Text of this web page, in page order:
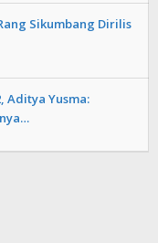
Sikumbang Dirilis
Aditya Yusma: